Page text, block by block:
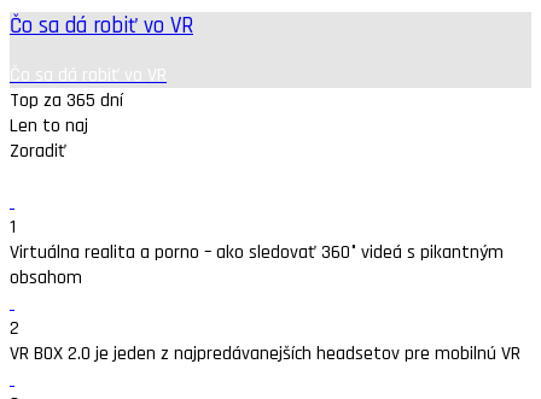
Čo sa dá robiť vo VR
Čo sa dá robiť vo VR
Top za 365 dní
Len to naj
Zoradiť
1
Virtuálna realita a porno – ako sledovať 360° videá s pikantným
obsahom
2
VR BOX 2.0 je jeden z najpredávanejších headsetov pre mobilnú VR